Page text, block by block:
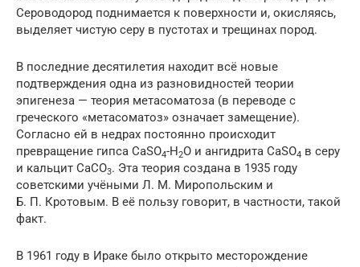
Сероводород поднимается к поверхности и, окисляясь,
выделяет чистую серу в пустотах и трещинах пород.
В последние десятилетия находит всё новые
подтверждения одна из разновидностей теории
эпигенеза — теория метасоматоза (в переводе с
греческого «метасоматоз» означает замещение).
Согласно ей в недрах постоянно происходит
превращение гипса CaSO4-H2O и ангидрита CaSO4 в серу
и кальцит СаСО3. Эта теория создана в 1935 году
советскими учёными Л. М. Миропольским и
Б. П. Кротовым. В её пользу говорит, в частности, такой
факт.
В 1961 году в Ираке было открыто месторождение